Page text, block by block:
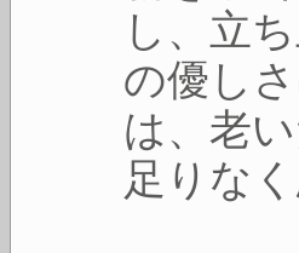
し、立
の優し
は、老
足りな